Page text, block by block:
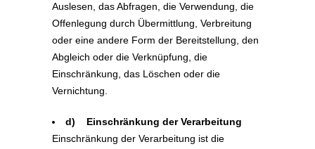
Auslesen, das Abfragen, die Verwendung, die
Offenlegung durch Übermittlung, Verbreitung
oder eine andere Form der Bereitstellung, den
Abgleich oder die Verknüpfung, die
Einschränkung, das Löschen oder die
Vernichtung.
d) Einschränkung der Verarbeitung
Einschränkung der Verarbeitung ist die